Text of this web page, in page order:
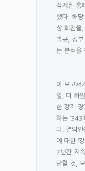
삭제된 홈
했다. 해
상 회전율
법규, 정
는 분석을
이 보고서
일, 미 하
한 강제 장
하는 ‘343
다. 결의
에 대한 ‘
7년간 지
단할 것,